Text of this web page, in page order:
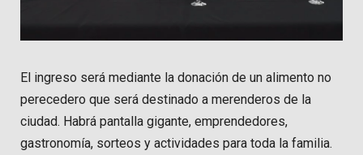
El ingreso será mediante la donación de un alimento no
perecedero que será destinado a merenderos de la
ciudad. Habrá pantalla gigante, emprendedores,
gastronomía, sorteos y actividades para toda la familia.